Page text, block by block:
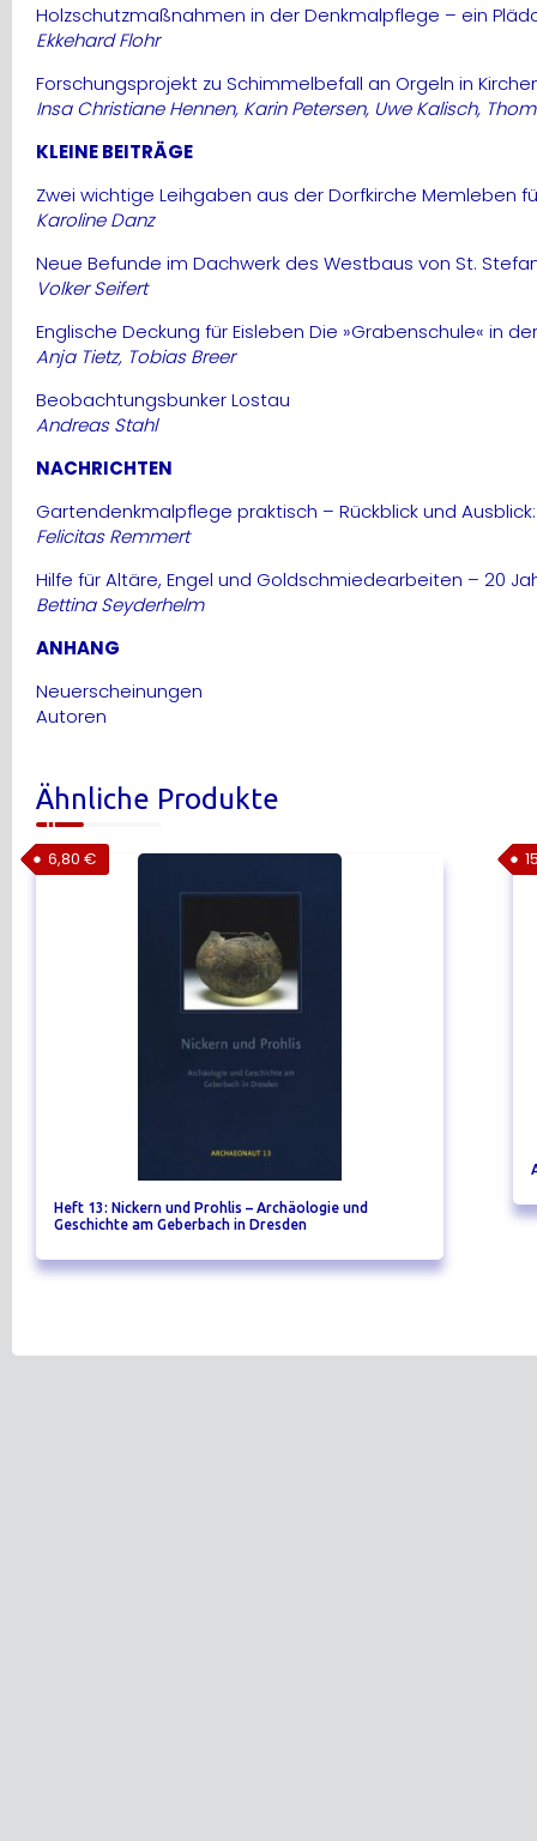
Holzschutzmaßnahmen in der Denkmalpflege – ein
Ekkehard Flohr
Forschungsprojekt zu Schimmelbefall an Orgeln in
Insa Christiane Hennen, Karin Petersen, Uwe Kalisch,
KLEINE BEITRÄGE
Zwei wichtige Leihgaben aus der Dorfkirche Memleben
Karoline Danz
Neue Befunde im Dachwerk des Westbaus von St.
Volker Seifert
Englische Deckung für Eisleben Die »Grabenschule« in
Anja Tietz, Tobias Breer
Beobachtungsbunker Lostau
Andreas Stahl
NACHRICHTEN
Gartendenkmalpflege praktisch – Rückblick und
Felicitas Remmert
Hilfe für Altäre, Engel und Goldschmiedearbeiten – 20
Bettina Seyderhelm
ANHANG
Neuerscheinungen
Autoren
Ähnliche Produkte
Heft 13: Nickern und Prohlis – Archäologie und
Geschichte am Geberbach in Dresden
6,80 €